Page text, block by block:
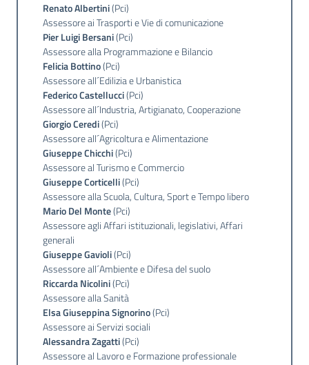
Renato Albertini(Pci)
Assessore ai Trasporti e Vie di comunicazione
Pier Luigi Bersani(Pci)
Assessore alla Programmazione e Bilancio
Felicia Bottino(Pci)
Assessore all´Edilizia e Urbanistica
Federico Castellucci(Pci)
Assessore all´Industria, Artigianato, Cooperazione
Giorgio Ceredi(Pci)
Assessore all´Agricoltura e Alimentazione
Giuseppe Chicchi(Pci)
Assessore al Turismo e Commercio
Giuseppe Corticelli(Pci)
Assessore alla Scuola, Cultura, Sport e Tempo libero
Mario Del Monte(Pci)
Assessore agli Affari istituzionali, legislativi, Affari
generali
Giuseppe Gavioli(Pci)
Assessore all´Ambiente e Difesa del suolo
Riccarda Nicolini(Pci)
Assessore alla Sanità
Elsa Giuseppina Signorino(Pci)
Assessore ai Servizi sociali
Alessandra Zagatti(Pci)
Assessore al Lavoro e Formazione professionale